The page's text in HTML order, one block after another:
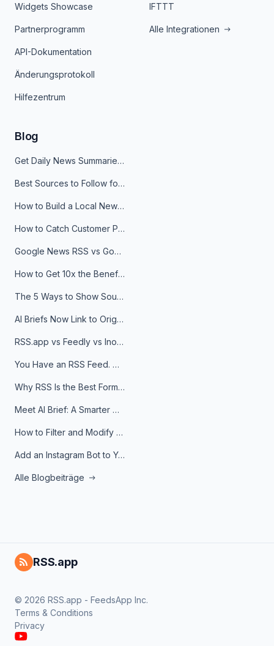
Widgets Showcase
Partnerprogramm
API-Dokumentation
Änderungsprotokoll
Hilfezentrum
IFTTT
Alle Integrationen
Blog
Get Daily News Summaries About Any Topic in Telegram, Discord, Slack, and Email
Best Sources to Follow for Crypto News in Your Reader (2026)
How to Build a Local News Hub That Updates Itself
How to Catch Customer Problems Before They Become Support Tickets
Google News RSS vs Google Alerts: Which Is Better for News Monitoring?
How to Get 10x the Benefits of Google Alerts
The 5 Ways to Show Sources in Your AI Brief, And When to Use Each
AI Briefs Now Link to Original Sources. Here's Why It Matters
RSS.app vs Feedly vs Inoreader: Which One Is Actually Right for You?
You Have an RSS Feed. Now What?
Why RSS Is the Best Format for AI Agents in 2026
Meet AI Brief: A Smarter Way to Stay on Top of Information
How to Filter and Modify RSS Feeds
Add an Instagram Bot to Your Telegram Channel, Group, or Topic
Alle Blogbeiträge
RSS.app
© 2026 RSS.app - FeedsApp Inc.
Terms & Conditions
Privacy